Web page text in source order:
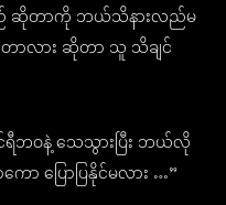
ည် ဆိုတာကို ဘယ်သိနားလည်မ
လား ဆိုတာ သူ သိချင်
ရီဘဝနဲ့ သေသွားပြီး ဘယ်လို
ပြောပြနိုင်မလား …”